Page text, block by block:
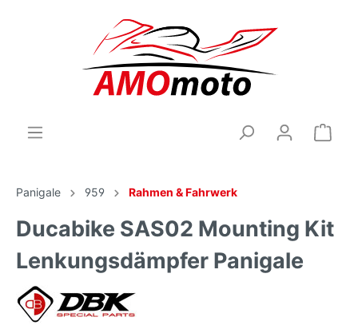
Panigale 959 Rahmen & Fahrwerk
Ducabike SAS02 Mounting Kit
Lenkungsdämpfer Panigale